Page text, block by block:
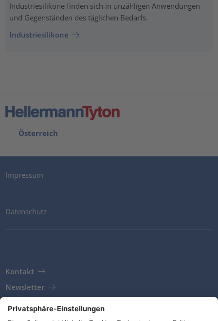
Industriesilikone finden sich in unzähligen Anwendungen
und Gegenständen des täglichen Bedarfs.
Industriesilikone
Österreich
Impressum
Datenschutz
Kontakt
Newsletter